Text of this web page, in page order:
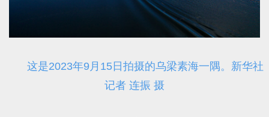
这是2023年9月15日拍摄的乌梁素海一隅。新华社
记者 连振 摄